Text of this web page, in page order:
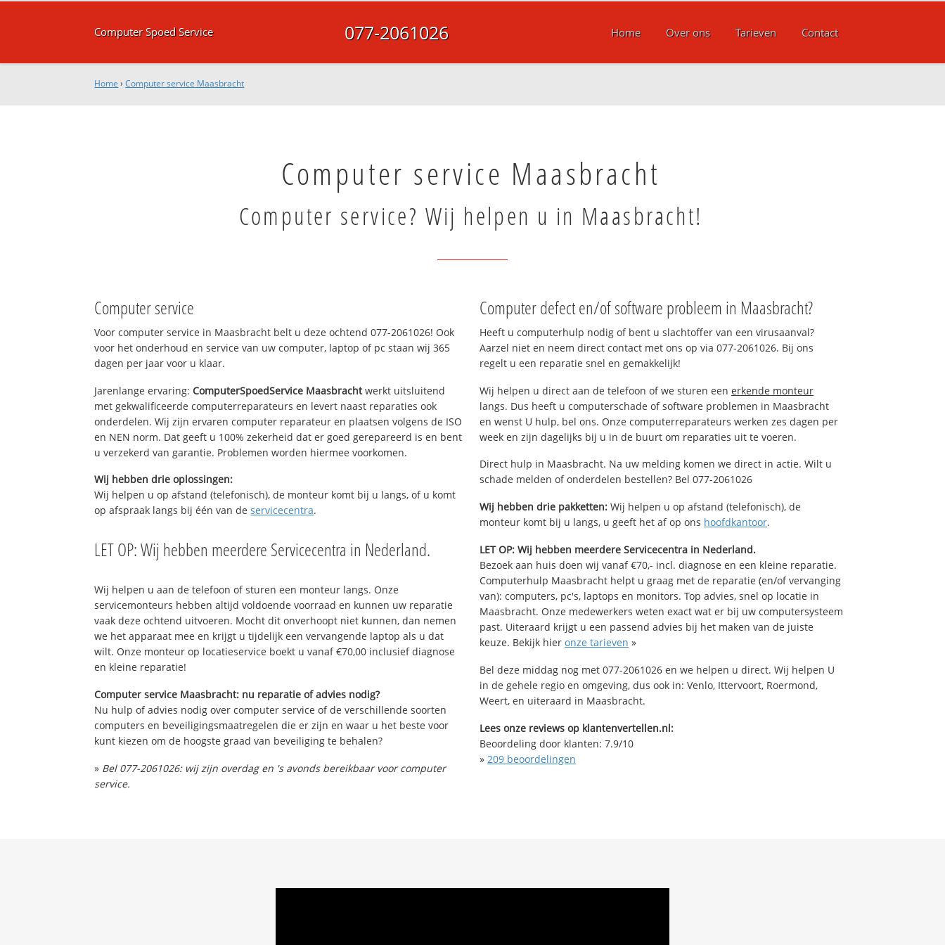
Computer Spoed Service 077-2061026 Home Over ons Tarieven Contact
Home ›Computer service Maasbracht
Computer service Maasbracht
Computer service? Wij helpen u in Maasbracht!
Computer service
Voor computer service in Maasbracht belt u deze ochtend 077-2061026! Ook
voor het onderhoud en service van uw computer, laptop of pc staan wij 365
dagen per jaar voor u klaar.
Jarenlange ervaring:ComputerSpoedService Maasbrachtwerkt uitsluitend
met gekwalificeerde computerreparateurs en levert naast reparaties ook
onderdelen. Wij zijn ervaren computer reparateur en plaatsen volgens de ISO
en NEN norm. Dat geeft u 100% zekerheid dat er goed gerepareerd is en bent
u verzekerd van garantie. Problemen worden hiermee voorkomen.
Wij hebben drie oplossingen:
Wij helpen u op afstand (telefonisch), de monteur komt bij u langs, of u komt
op afspraak langs bij één van deservicecentra.
LET OP: Wij hebben meerdere Servicecentra in Nederland.
Wij helpen u aan de telefoon of sturen een monteur langs. Onze
servicemonteurs hebben altijd voldoende voorraad en kunnen uw reparatie
vaak deze ochtend uitvoeren. Mocht dit onverhoopt niet kunnen, dan nemen
we het apparaat mee en krijgt u tijdelijk een vervangende laptop als u dat
wilt. Onze monteur op locatieservice boekt u vanaf €70,00 inclusief diagnose
en kleine reparatie!
Computer service Maasbracht: nu reparatie of advies nodig?
Nu hulp of advies nodig over computer service of de verschillende soorten
computers en beveiligingsmaatregelen die er zijn en waar u het beste voor
kunt kiezen om de hoogste graad van beveiliging te behalen?
» Bel 077-2061026: wij zijn overdag en 's avonds bereikbaar voor computer
service.
Computer defect en/of software probleem in Maasbracht?
Heeft u computerhulp nodig of bent u slachtoffer van een virusaanval?
Aarzel niet en neem direct contact met ons op via 077-2061026. Bij ons
regelt u een reparatie snel en gemakkelijk!
Wij helpen u direct aan de telefoon of we sturen een erkende monteur
langs. Dus heeft u computerschade of software problemen in Maasbracht
en wenst U hulp, bel ons. Onze computerreparateurs werken zes dagen per
week en zijn dagelijks bij u in de buurt om reparaties uit te voeren.
Direct hulp in Maasbracht. Na uw melding komen we direct in actie. Wilt u
schade melden of onderdelen bestellen? Bel 077-2061026
Wij hebben drie pakketten: Wij helpen u op afstand (telefonisch), de
monteur komt bij u langs, u geeft het af op ons hoofdkantoor.
LET OP: Wij hebben meerdere Servicecentra in Nederland.
Bezoek aan huis doen wij vanaf €70,- incl. diagnose en een kleine reparatie.
Computerhulp Maasbracht helpt u graag met de reparatie (en/of vervanging
van): computers, pc's, laptops en monitors. Top advies, snel op locatie in
Maasbracht. Onze medewerkers weten exact wat er bij uw computersysteem
past. Uiteraard krijgt u een passend advies bij het maken van de juiste
keuze. Bekijk hier onze tarieven »
Bel deze middag nog met 077-2061026 en we helpen u direct. Wij helpen U
in de gehele regio en omgeving, dus ook in: Venlo, Ittervoort, Roermond,
Weert, en uiteraard in Maasbracht.
Lees onze reviews op klantenvertellen.nl:
Beoordeling door klanten: 7.9/10
» 209 beoordelingen